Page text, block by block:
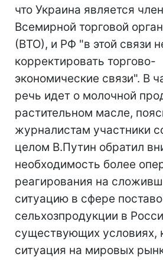
что Украина является
Всемирной торговой
(ВТО), и РФ "в этой связи
корректировать торгово-
экономические связи". В
речь идет о молочной
растительном масле,
журналистам участники
целом В.Путин обратил
необходимость более
реагирования на
ситуацию в сфере
сельхозпродукции в
существующих условиях,
ситуация на мировых